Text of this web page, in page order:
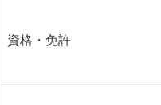
資格・免許